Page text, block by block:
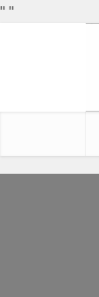
" "